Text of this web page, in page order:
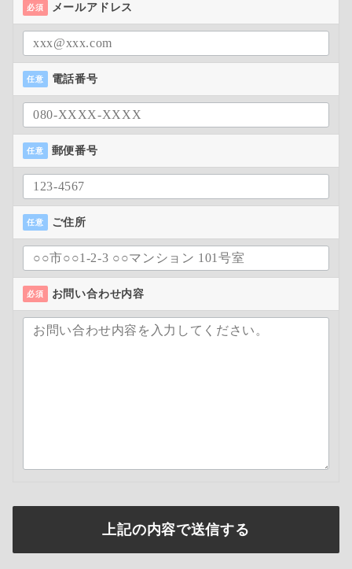
必須 メールアドレス
任意 電話番号
任意 郵便番号
任意 ご住所
必須 お問い合わせ内容